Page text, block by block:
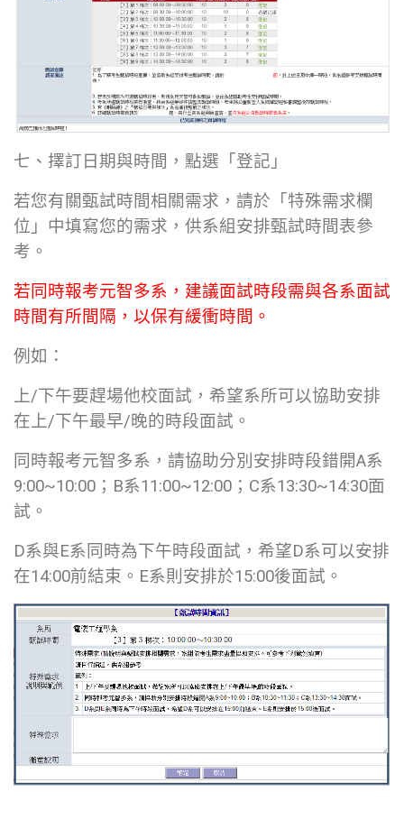
七、擇訂日期與時間，點選「登記」
若您有關甄試時間相關需求，請於「特殊需求欄
位」中填寫您的需求，供系組安排甄試時間表參
考。
若同時報考元智多系，建議面試時段需與各系面試
時間有所間隔，以保有緩衝時間。
例如：
上/下午要趕場他校面試，希望系所可以協助安排
在上/下午最早/晚的時段面試。
同時報考元智多系，請協助分別安排時段錯開A系
9:00~10:00；B系11:00~12:00；C系13:30~14:30面
試。
D系與E系同時為下午時段面試，希望D系可以安排
在14:00前結束。E系則安排於15:00後面試。